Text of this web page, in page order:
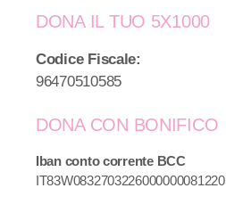
DONA IL TUO 5X1000
Codice Fiscale:
96470510585
DONA CON BONIFICO
Iban conto corrente BCC
IT83W0832703226000000081220